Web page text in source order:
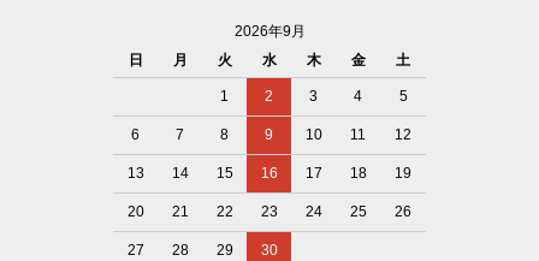
2026年9月
日
月 火 水 木 金 土
1 2 3 4 5
6 7 8 9 10 11 12
13 14 15 16 17 18 19
20 21 22 23 24 25 26
27 28 29 30